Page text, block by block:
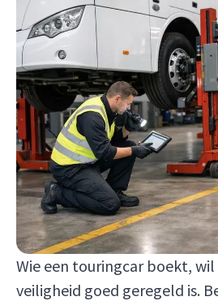
Wie een touringcar boekt,
veiligheid goed geregeld is.